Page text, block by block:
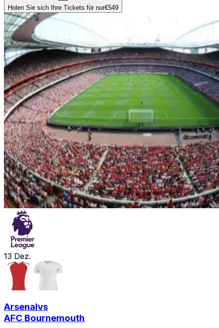
Holen Sie sich Ihre Tickets für nur€549
13 Dez.
Arsenalvs
AFC Bournemouth